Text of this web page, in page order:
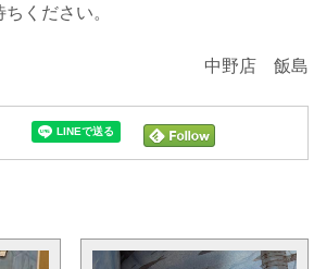
ください。
中野店 飯島